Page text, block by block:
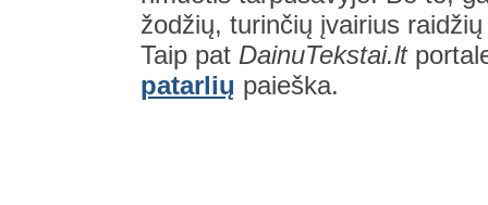
žodžių, turinčių įvairius
Taip pat DainuTekstai.lt
patarlių paieška.